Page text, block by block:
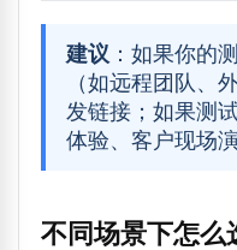
建议 ：如果你的
（如远程团队、
发链接；如果测
体验、客户现场
不同场景下怎么